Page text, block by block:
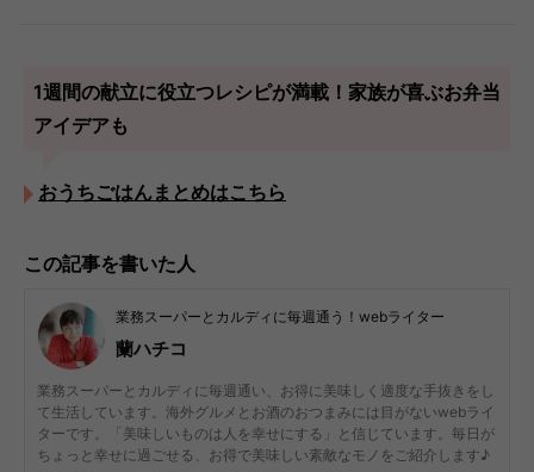
1週間の献立に役立つレシピが満載！家族が喜ぶお弁当
アイデアも
おうちごはんまとめはこちら
この記事を書いた人
業務スーパーとカルディに毎週通う！webライター
蘭ハチコ
業務スーパーとカルディに毎週通い、お得に美味しく適度な手抜きをし
て生活しています。海外グルメとお酒のおつまみには目がないwebライ
ターです。「美味しいものは人を幸せにする」と信じています。毎日が
ちょっと幸せに過ごせる、お得で美味しい素敵なモノをご紹介します♪